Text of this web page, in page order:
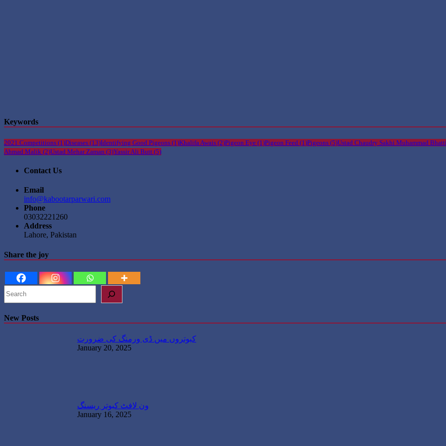
Keywords
2021 Competitions (1)Diseases (13)Identifying Good Pigeons (1)Khalifa Awais (2)Pigeon Eye (1)Pigeon Feed (1)Pigeons (5)Ustad Chaudry Sakhi Muhammad Bhatti
Ahmad Malik (2)Ustad Mehar Zaman (3)Yassir Ali Butt (5)
Contact Us
Email
info@kabootarparwari.com
Phone
03032221260
Address
Lahore, Pakistan
Share the joy
New Posts
کبوتروں میں ڈی ورمنگ کی ضرورت
January 20, 2025
ون لافٹ کبوتر ریسنگ
January 16, 2025